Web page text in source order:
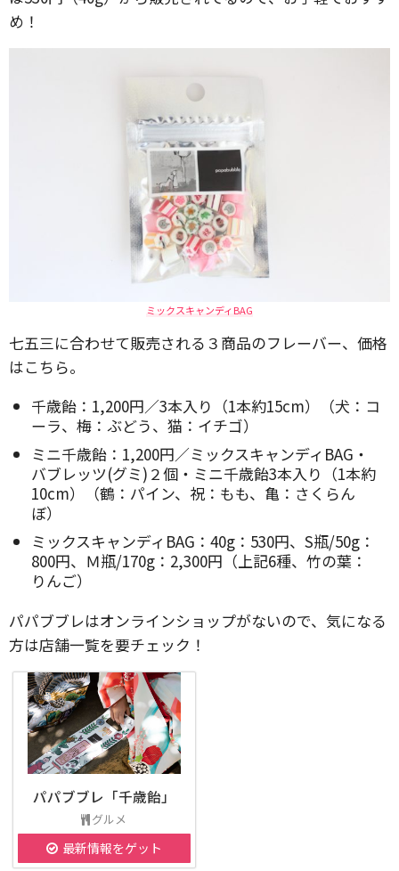
め！
ミックスキャンディBAG
七五三に合わせて販売される３商品のフレーバー、価格
はこちら。
千歳飴：1,200円／3本入り（1本約15cm）（犬：コ
ーラ、梅：ぶどう、猫：イチゴ）
ミニ千歳飴：1,200円／ミックスキャンディBAG・
バブレッツ(グミ)２個・ミニ千歳飴3本入り（1本約
10cm）（鶴：パイン、祝：もも、亀：さくらん
ぼ）
ミックスキャンディBAG：40g：530円、S瓶/50g：
800円、Ｍ瓶/170g：2,300円（上記6種、竹の葉：
りんご）
パパブブレはオンラインショップがないので、気になる
方は店舗一覧を要チェック！
パパブブレ「千歳飴」
グルメ
最新情報をゲット